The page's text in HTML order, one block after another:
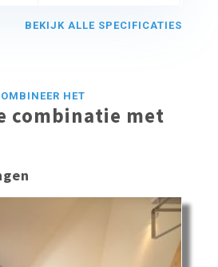
BEKIJK ALLE SPECIFICATIES
HET
combinatie met